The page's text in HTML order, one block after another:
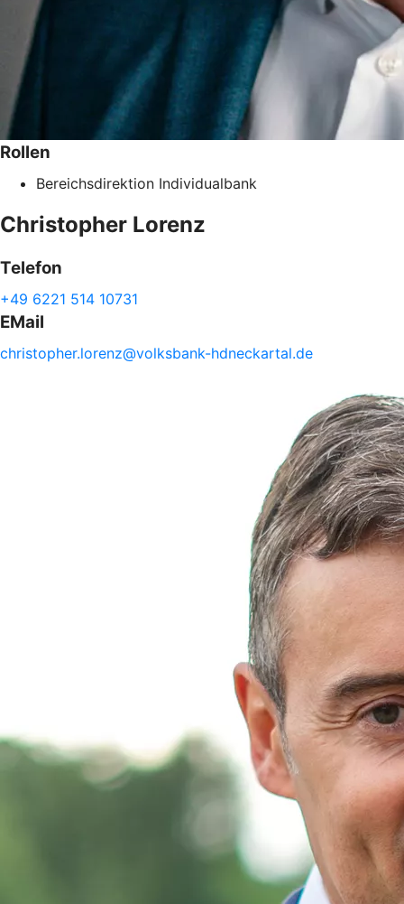
Rollen
Bereichsdirektion Individualbank
Christopher Lorenz
Telefon
+49 6221 514 10731
EMail
christopher.lorenz@volksbank-hdneckartal.de